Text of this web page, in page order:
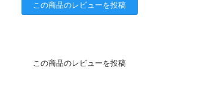
この商品のレビューを投稿
この商品のレビューを投稿